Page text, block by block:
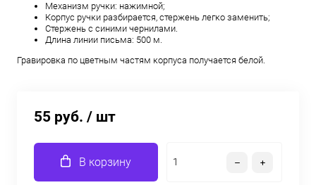
Механизм ручки: нажимной;
Корпус ручки разбирается, стержень легко заменить;
Стержень с синими чернилами.
Длина линии письма: 500 м.
Гравировка по цветным частям корпуса получается белой.
55 руб. / шт
В корзину